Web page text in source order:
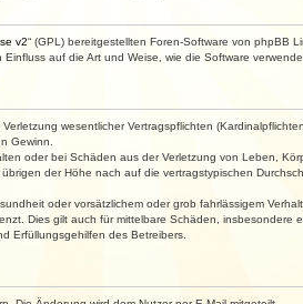
v2“ (GPL) bereitgestellten Foren-Software von phpBB
auf die Art und Weise, wie die Software
wesentlicher Vertragspflichten
Gewinn.
oder bei Schäden aus der Verletzung von Leben,
der Höhe nach auf die vertragstypischen
oder vorsätzlichem oder grob fahrlässigem
Dies gilt auch für mittelbare Schäden, insbesondere
Erfüllungsgehilfen des Betreibers.